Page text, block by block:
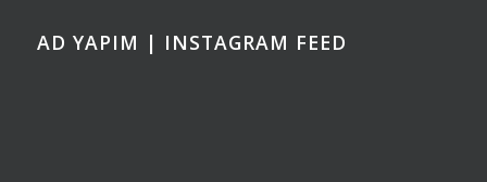
AD YAPIM | INSTAGRAM FEED